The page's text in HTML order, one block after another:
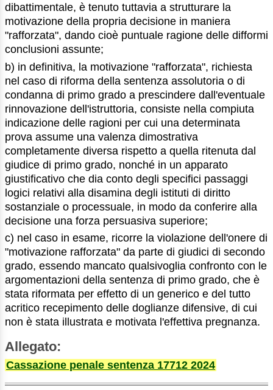
dibattimentale, è tenuto tuttavia a strutturare la
motivazione della propria decisione in maniera
"rafforzata", dando cioè puntuale ragione delle difformi
conclusioni assunte;
b) in definitiva, la motivazione "rafforzata", richiesta
nel caso di riforma della sentenza assolutoria o di
condanna di primo grado a prescindere dall'eventuale
rinnovazione dell'istruttoria, consiste nella compiuta
indicazione delle ragioni per cui una determinata
prova assume una valenza dimostrativa
completamente diversa rispetto a quella ritenuta dal
giudice di primo grado, nonché in un apparato
giustificativo che dia conto degli specifici passaggi
logici relativi alla disamina degli istituti di diritto
sostanziale o processuale, in modo da conferire alla
decisione una forza persuasiva superiore;
c) nel caso in esame, ricorre la violazione dell'onere di
"motivazione rafforzata" da parte di giudici di secondo
grado, essendo mancato qualsivoglia confronto con le
argomentazioni della sentenza di primo grado, che è
stata riformata per effetto di un generico e del tutto
acritico recepimento delle doglianze difensive, di cui
non è stata illustrata e motivata l'effettiva pregnanza.
Allegato:
Cassazione penale sentenza 17712 2024